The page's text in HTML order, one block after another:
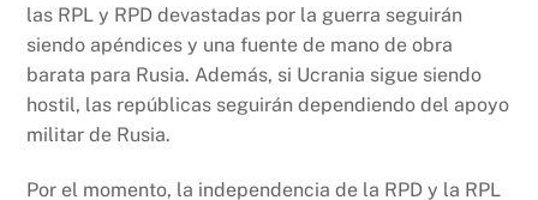
las RPL y RPD devastadas por la guerra seguirán
siendo apéndices y una fuente de mano de obra
barata para Rusia. Además, si Ucrania sigue siendo
hostil, las repúblicas seguirán dependiendo del apoyo
militar de Rusia.
Por el momento, la independencia de la RPD y la RPL